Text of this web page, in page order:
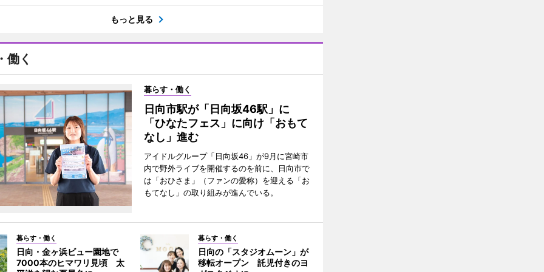
もっと見る
働く
暮らす・働く
日向市駅が「日向坂46駅」に
「ひなたフェス」に向け「おもて
なし」進む
アイドルグループ「日向坂46」が9月に宮崎市
内で野外ライブを開催するのを前に、日向市で
は「おひさま」（ファンの愛称）を迎える「お
もてなし」の取り組みが進んでいる。
暮らす・働く
日向・金ヶ浜ビュー園地で
7000本のヒマワリ見頃 太
暮らす・働く
日向の「スタジオムーン」が
移転オープン 託児付きのヨ